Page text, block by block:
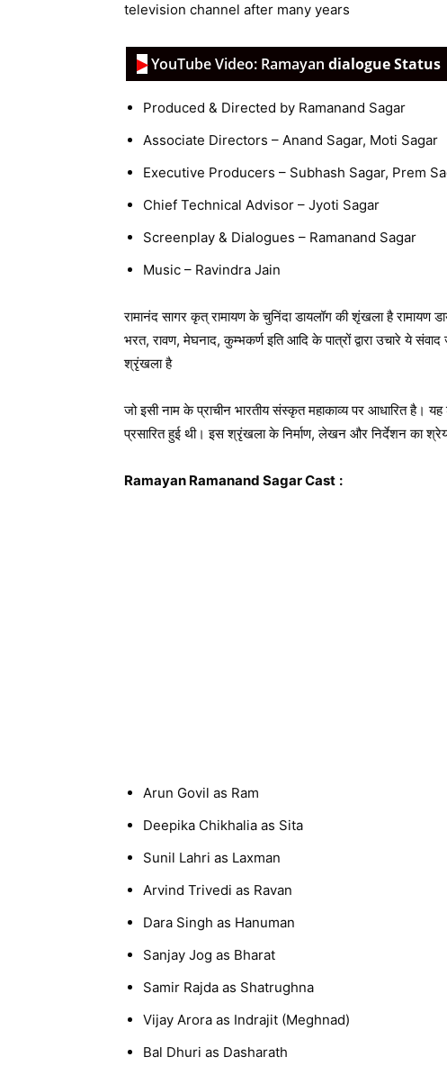
television channel after many years
▶︎YouTube Video: Ramayan dialogue Status
Produced & Directed by Ramanand Sagar
Associate Directors – Anand Sagar, Moti Sagar
Executive Producers – Subhash Sagar, Prem
Chief Technical Advisor – Jyoti Sagar
Screenplay & Dialogues – Ramanand Sagar
Music – Ravindra Jain
रामानंद सागर कृत् रामायण के चुनिंदा डायलॉग की शृंखला है रामायण
भरत, रावण, मेघनाद, कुम्भकर्ण इति आदि के पात्रों द्वारा उचारे ये
श्रृंखला है
जो इसी नाम के प्राचीन भारतीय संस्कृत महाकाव्य पर आधारित
प्रसारित हुई थी। इस श्रृंखला के निर्माण, लेखन और निर्देशन का श्रेय
Ramayan Ramanand Sagar Cast :
Arun Govil as Ram
Deepika Chikhalia as Sita
Sunil Lahri as Laxman
Arvind Trivedi as Ravan
Dara Singh as Hanuman
Sanjay Jog as Bharat
Samir Rajda as Shatrughna
Vijay Arora as Indrajit (Meghnad)
Bal Dhuri as Dasharath